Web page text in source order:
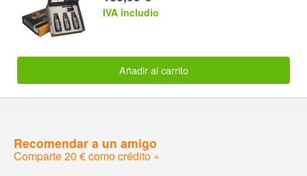
IVA includio
Añadir al carrito
Recomendar a un amigo
Comparte 20 € como crédito »